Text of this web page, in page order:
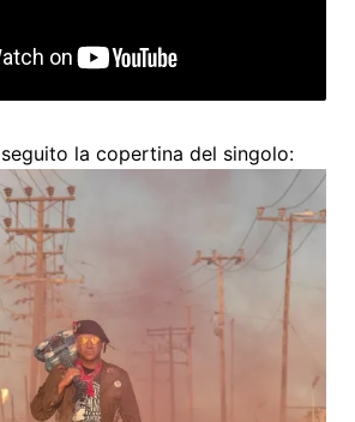
seguito la copertina del singolo: